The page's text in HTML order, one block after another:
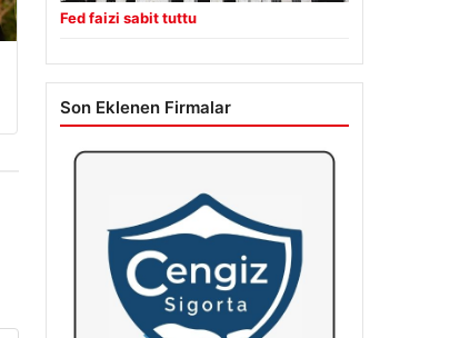
Fed faizi sabit tuttu
Son Eklenen Firmalar